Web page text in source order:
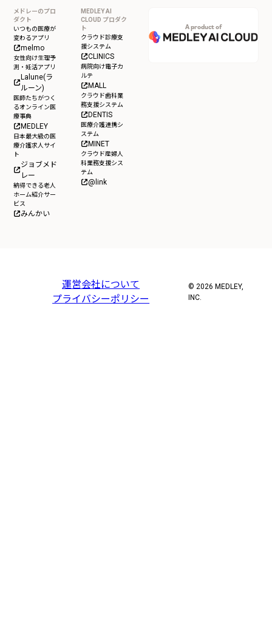
メドレーのプロ
ダクト
いつもの医療が
変わるアプリ
melmo
女性向け生理予
測・妊活アプリ
Lalune(ラ
ルーン)
医師たちがつく
るオンライン医
療事典
MEDLEY
日本最大級の医
療介護求人サイ
ト
ジョブメド
レー
納得できる老人
ホーム紹介サー
ビス
みんかい
MEDLEY AI
CLOUD プロダク
ト
クラウド診療支
援システム
CLINICS
病院向け電子カ
ルテ
MALL
クラウド歯科業
務支援システム
DENTIS
医療介護連携シ
ステム
MINET
クラウド産婦人
科業務支援シス
テム
@link
A product of
運営会社について
プライバシーポリシー
© 2026 MEDLEY,
INC.